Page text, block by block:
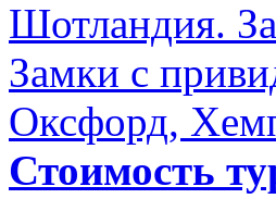
Шотландия.
Замки с
Оксфорд,
Стоимость